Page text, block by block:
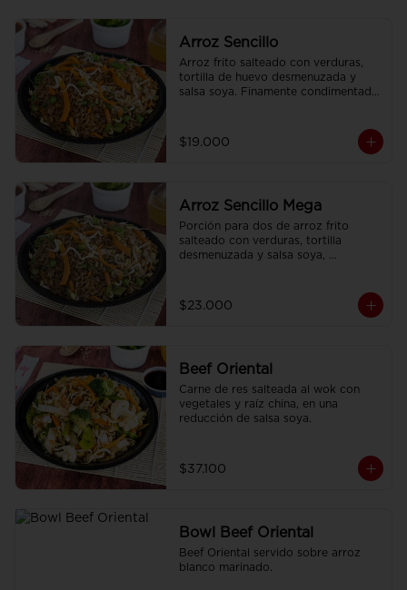
Arroz Sencillo
Arroz frito salteado con verduras,
tortilla de huevo desmenuzada y
salsa soya. Finamente condimentado
$19.000
Arroz Sencillo Mega
Porción para dos de arroz frito
salteado con verduras, tortilla
desmenuzada y salsa soya,
$23.000
Beef Oriental
Carne de res salteada al wok con
vegetales y raíz china, en una
reducción de salsa soya.
$37.100
Bowl Beef Oriental
Beef Oriental servido sobre arroz
blanco marinado.